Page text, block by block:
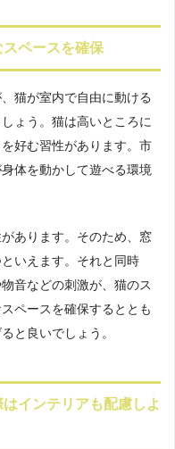
ペースを確保
猫が室内で自由に動ける
ょう。猫は高いところに
好む習性があります。市
体を動かして遊べる環境
あります。そのため、窓
いえます。それと同時
音などの刺激が、猫のス
ペースを確保するととも
と良いでしょう。
インテリアも配慮しよ